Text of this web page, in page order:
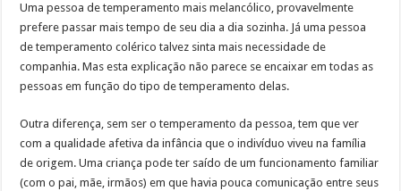
Uma pessoa de temperamento mais melancólico, provavelmente
prefere passar mais tempo de seu dia a dia sozinha. Já uma pessoa
de temperamento colérico talvez sinta mais necessidade de
companhia. Mas esta explicação não parece se encaixar em todas as
pessoas em função do tipo de temperamento delas.
Outra diferença, sem ser o temperamento da pessoa, tem que ver
com a qualidade afetiva da infância que o indivíduo viveu na família
de origem. Uma criança pode ter saído de um funcionamento familiar
(com o pai, mãe, irmãos) em que havia pouca comunicação entre seus